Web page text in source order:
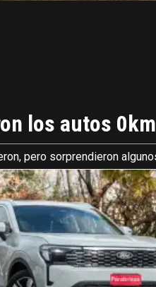
los autos
pero sorprendieron